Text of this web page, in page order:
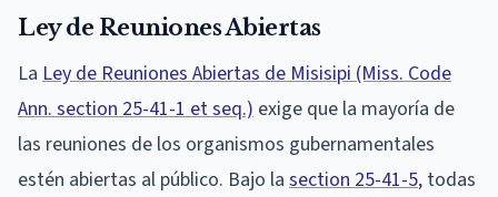
Ley de Reuniones Abiertas
La Ley de Reuniones Abiertas de Misisipi (Miss. Code
Ann. section 25-41-1 et seq.) exige que la mayoría de
las reuniones de los organismos gubernamentales
estén abiertas al público. Bajo la section 25-41-5, todas